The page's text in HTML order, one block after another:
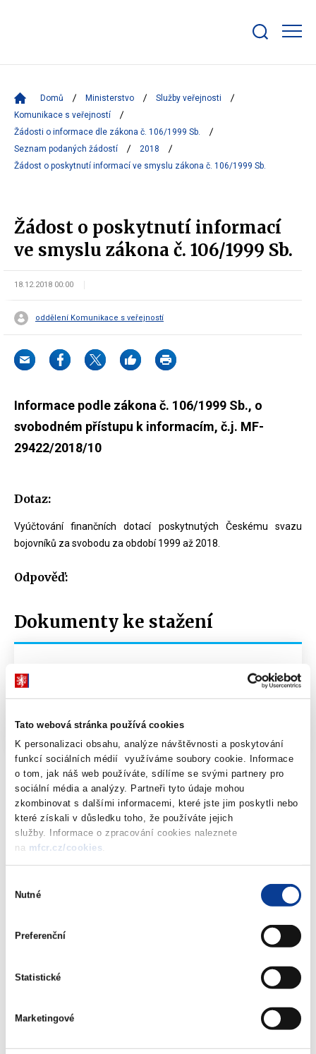
Tato webová stránka používá cookies
K personalizaci obsahu, analýze návštěvnosti a poskytování
funkcí sociálních médií využíváme soubory cookie. Informace
o tom, jak náš web používáte, sdílíme se svými partnery pro
sociální média a analýzy. Partneři tyto údaje mohou
zkombinovat s dalšími informacemi, které jste jim poskytli nebo
které získali v důsledku toho, že používáte jejich
služby. Informace o zpracování cookies naleznete
na mfcr.cz/cookies.
souhlasu
Nutné
Preferenční
Statistické
Marketingové
bar
Domů Ministerstvo
Služby veřejnosti
Komunikace s veřejností
Žádosti o informace dle zákona č. 106/1999 Sb.
Seznam podaných žádostí
2018
Žádost o poskytnutí informací ve smyslu zákona č. 106/1999 Sb.
Žádost o poskytnutí informací
ve smyslu zákona č. 106/1999 Sb.
18.12.2018 00:00
oddělení Komunikace s veřejností
Informace podle zákona č. 106/1999 Sb., o
svobodném přístupu k informacím, č.j. MF-
29422/2018/10
Dotaz:
Vyúčtování finančních dotací poskytnutých Českému svazu
bojovníků za svobodu za období 1999 až 2018.
Odpověď:
Dokumenty ke stažení
PDF (121kB)
Příloha č. 1 - Info-106-99-MF-29422-2018-
Dokumenty ke stažení